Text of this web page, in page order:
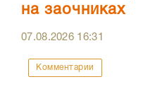
на заочниках
07.08.2026 16:31
Комментарии